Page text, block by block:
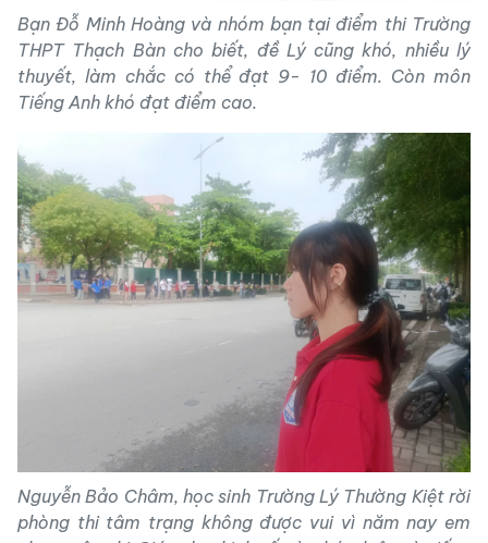
Bạn Đỗ Minh Hoàng và nhóm bạn tại điểm thi Trường
THPT Thạch Bàn cho biết, đề Lý cũng khó, nhiều lý
thuyết, làm chắc có thể đạt 9- 10 điểm. Còn môn
Tiếng Anh khó đạt điểm cao.
Nguyễn Bảo Châm, học sinh Trường Lý Thường Kiệt rời
phòng thi tâm trạng không được vui vì năm nay em